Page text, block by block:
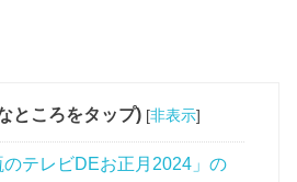
ところをタップ) [非表示]
のテレビDEお正月2024」の